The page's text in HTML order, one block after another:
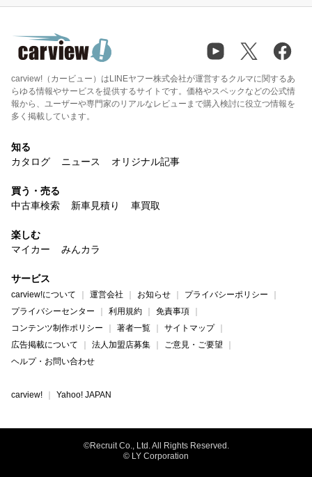
carview!（カービュー）はLINEヤフー株式会社が運営するクルマに関するあ
らゆる情報やサービスを提供するサイトです。価格やスペックなどの公式情
報から、ユーザーや専門家のリアルなレビューまで購入検討に役立つ情報を
多く掲載しています。
知る
カタログ
ニュース オリジナル記事
買う・売る
中古車検索
新車見積り 車買取
楽しむ
マイカー
みんカラ
サービス
carview!について 運営会社 お知らせ
プライバシーポリシー
プライバシーセンター
利用規約
免責事項
コンテンツ制作ポリシー
著者一覧
サイトマップ
広告掲載について
法人加盟店募集
ご意見・ご要望
ヘルプ・お問い合わせ
carview! Yahoo! JAPAN
©Recruit Co., Ltd. All Rights Reserved.
© LY Corporation